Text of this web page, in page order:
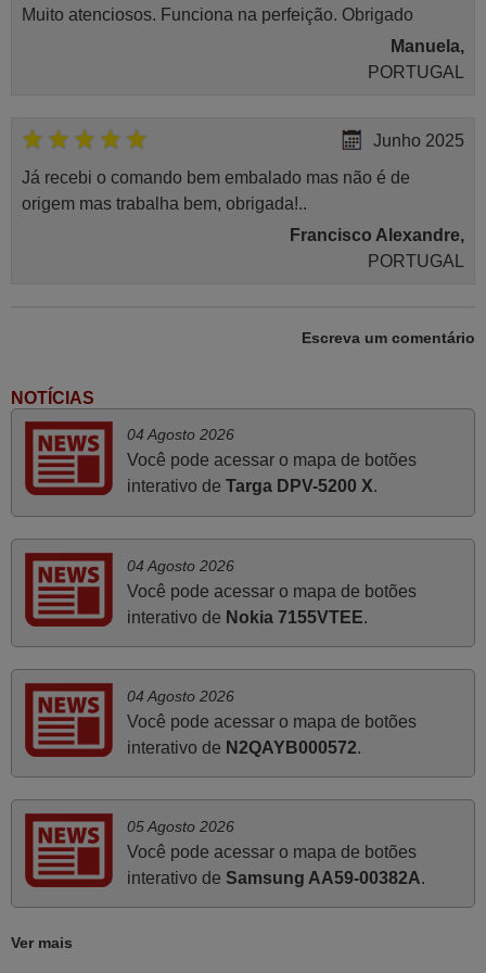
Muito atenciosos. Funciona na perfeição. Obrigado
Manuela,
PORTUGAL
Junho 2025
Já recebi o comando bem embalado mas não é de
origem mas trabalha bem, obrigada!..
Francisco Alexandre,
PORTUGAL
Julho 2025
e seu funcionamento perfeito, a rapidez na entrega e a
vossa eficiência no processo. Gostaria de salientar que
foi de extrema importância a vossa informação acerca de
tinha explicado como funcionar. Apenas diziam que
tinham comandos universais mas podiam não funcionar.
Muito obrigada.
PORTUGAL
Abril 2025
Funciona na perfeição. Recomendo vivamente este
Escreva um comentário
NOTÍCIAS
04 Agosto 2026
Você pode acessar o mapa de botões
interativo de Targa DPV-5200 X.
04 Agosto 2026
Você pode acessar o mapa de botões
interativo de Nokia 7155VTEE.
04 Agosto 2026
Você pode acessar o mapa de botões
interativo de N2QAYB000572.
05 Agosto 2026
Você pode acessar o mapa de botões
interativo de Samsung AA59-00382A.
Ver mais